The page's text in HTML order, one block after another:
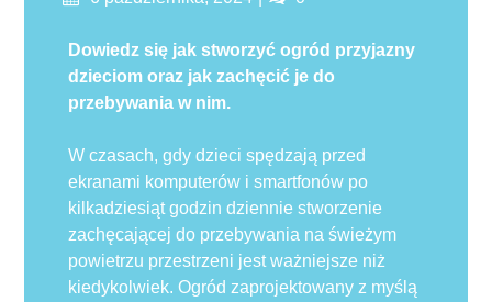
Dowiedz się jak stworzyć ogród przyjazny
dzieciom oraz jak zachęcić je do
przebywania w nim.
W czasach, gdy dzieci spędzają przed
ekranami komputerów i smartfonów po
kilkadziesiąt godzin dziennie stworzenie
zachęcającej do przebywania na świeżym
powietrzu przestrzeni jest ważniejsze niż
kiedykolwiek. Ogród zaprojektowany z myślą